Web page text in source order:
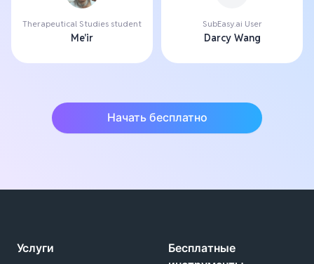
Therapeutical Studies student
Me'ir
SubEasy.ai User
Darcy Wang
Начать бесплатно
Услуги
Бесплатные